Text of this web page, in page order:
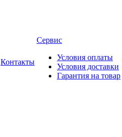
Контакты
Сервис
Условия оплаты
Условия доставки
Гарантия на товар